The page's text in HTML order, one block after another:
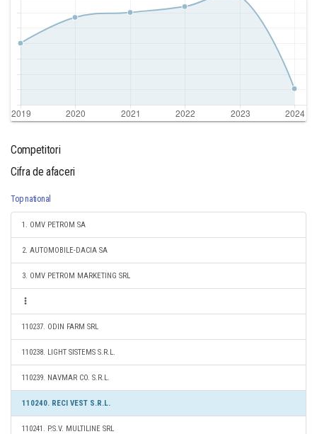
Competitori
Cifra de afaceri
Top national
1. OMV PETROM SA
2. AUTOMOBILE-DACIA SA
3. OMV PETROM MARKETING SRL
110237. ODIN FARM SRL
110238. LIGHT SISTEMS S.R.L.
110239. NAVMAR CO. S.R.L.
110240. RECI VEST S.R.L.
110241. P.S.V. MULTILINE SRL